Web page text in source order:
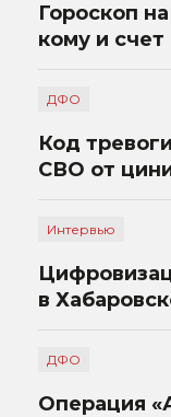
Гороскоп
кому и
ДФО
Код
СВО от
Интервью
в
ДФО
Операция